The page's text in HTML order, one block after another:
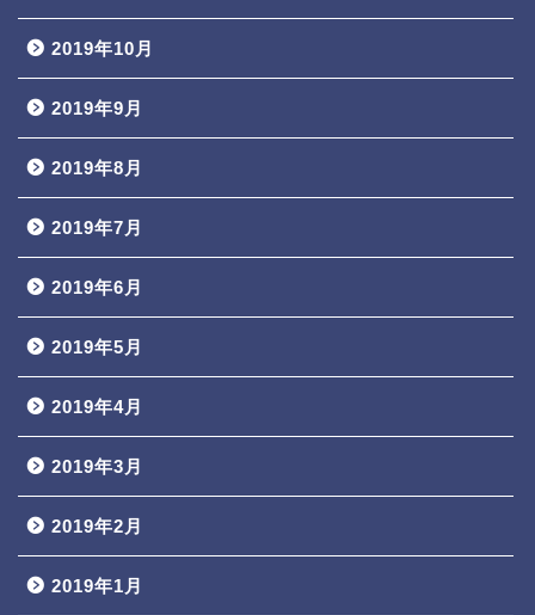
2019年10月
2019年9月
2019年8月
2019年7月
2019年6月
2019年5月
2019年4月
2019年3月
2019年2月
2019年1月